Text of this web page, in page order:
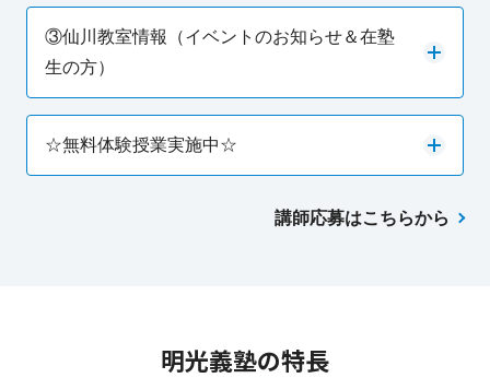
③仙川教室情報（イベントのお知らせ＆在塾
生の方）
☆無料体験授業実施中☆
講師応募はこちらから
明光義塾の特長